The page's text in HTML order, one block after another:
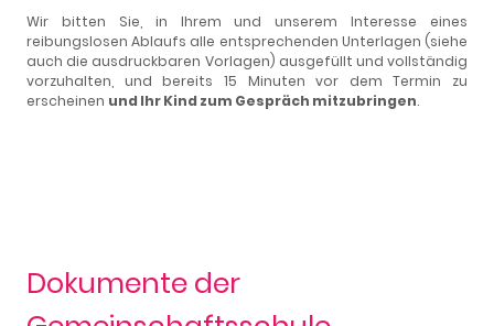
Wir bitten Sie, in Ihrem und unserem Interesse eines
reibungslosen Ablaufs alle entsprechenden Unterlagen (siehe
auch die ausdruckbaren Vorlagen) ausgefüllt und vollständig
vorzuhalten,
und bereits 15 Minuten vor dem Termin zu
erscheinen und Ihr Kind zum Gespräch mitzubringen.
Dokumente der